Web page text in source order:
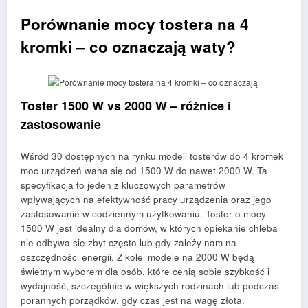
Porównanie mocy tostera na 4
kromki – co oznaczają waty?
Toster 1500 W vs 2000 W – różnice i
zastosowanie
Wśród 30 dostępnych na rynku modeli tosterów do 4 kromek
moc urządzeń waha się od 1500 W do nawet 2000 W. Ta
specyfikacja to jeden z kluczowych parametrów
wpływających na efektywność pracy urządzenia oraz jego
zastosowanie w codziennym użytkowaniu. Toster o mocy
1500 W jest idealny dla domów, w których opiekanie chleba
nie odbywa się zbyt często lub gdy zależy nam na
oszczędności energii. Z kolei modele na 2000 W będą
świetnym wyborem dla osób, które cenią sobie szybkość i
wydajność, szczególnie w większych rodzinach lub podczas
porannych porządków, gdy czas jest na wagę złota.